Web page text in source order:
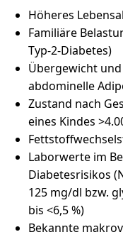
Höheres
Familiäre
Typ-2-Diabetes)
Übergewicht
abdominelle
Zustand nach
eines Kindes
Laborwerte im
Diabetesrisikos
125 mg/dl bzw.
bis <6,5 %)
Bekannte